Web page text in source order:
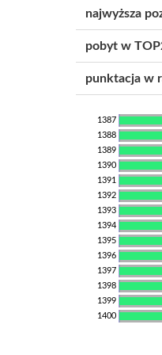
najwyższa
pobyt w
punktacja w
1387
1388
1389
1390
1391
1392
1393
1394
1395
1396
1397
1398
1399
1400